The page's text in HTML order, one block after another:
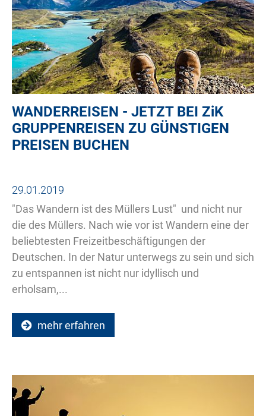
WANDERREISEN - JETZT BEI ZiK
GRUPPENREISEN ZU GÜNSTIGEN
PREISEN BUCHEN
29.01.2019
"Das Wandern ist des Müllers Lust"  und nicht nur
die des Müllers. Nach wie vor ist Wandern eine der
beliebtesten Freizeitbeschäftigungen der
Deutschen. In der Natur unterwegs zu sein und sich
zu entspannen ist nicht nur idyllisch und
erholsam,...
mehr erfahren